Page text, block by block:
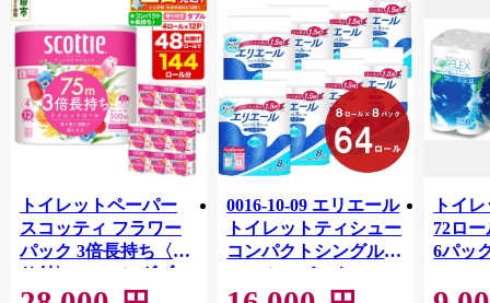
トイレットペーパー
スコッティ フラワー
パック 3倍長持ち〈香
り付〉4ロール(ダブ
ル)×12パック 日用品
0016-10-09 エリエール
トイレットティシュー
コンパクトシングル 8
ロール×8パック 64ロ
ール 1.5倍巻 82.5m
トイ
72ロ
6パッ
FSCリ